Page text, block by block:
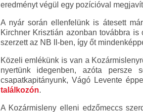
eredményt végül egy pozícióval
A nyár során ellenfelünk is átesett
Kirchner Krisztián azonban továbbra
szerzett az NB II-ben, így őt
Közeli emlékünk is van a
nyertünk idegenben, azóta
csapatkapitányunk, Vágó Levente
találkozón.
A Kozármisleny elleni edzőmeccs